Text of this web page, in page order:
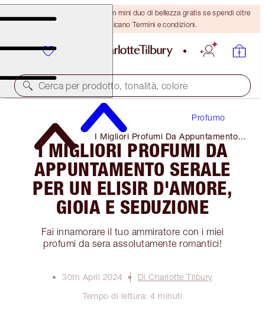
ULTIMA OCCASIONE! Ricevi un mini duo di bellezza gratis se spendi oltre
110 €! Si applicano Termini e condizioni.
Cerca per prodotto, tonalità, colore
Profumo
I Migliori Profumi Da Appuntamento
Serale Per Un Elisir D'amore, Gioia E
Seduzione
I MIGLIORI PROFUMI DA
APPUNTAMENTO SERALE
PER UN ELISIR D'AMORE,
GIOIA E SEDUZIONE
Fai innamorare il tuo ammiratore con i miei
profumi da sera assolutamente romantici!
30th April 2024
Di Charlotte Tilbury
Tempo di lettura: 4 minuti